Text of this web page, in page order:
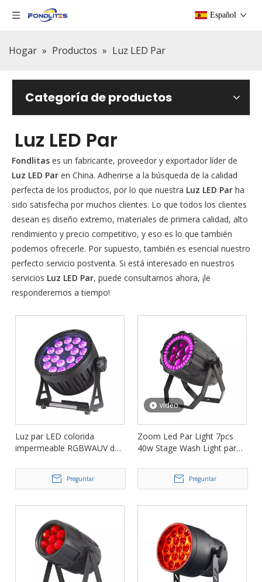
Español
Hogar » Productos » Luz LED Par
Categoría de productos
Luz LED Par
Fondlitas es un fabricante, proveedor y exportador líder de
Luz LED Par en China. Adherirse a la búsqueda de la calidad
perfecta de los productos, por lo que nuestra Luz LED Par ha
sido satisfecha por muchos clientes. Lo que todos los clientes
desean es diseño extremo, materiales de primera calidad, alto
rendimiento y precio competitivo, y eso es lo que también
podemos ofrecerle. Por supuesto, también es esencial nuestro
perfecto servicio postventa. Si está interesado en nuestros
servicios Luz LED Par, puede consultarnos ahora, ¡le
responderemos a tiempo!
Luz par LED colorida
impermeable RGBWAUV de
FD-LPW1818
Preguntar
vídeo
Zoom Led Par Light 7pcs
40w Stage Wash Light para
Preguntar